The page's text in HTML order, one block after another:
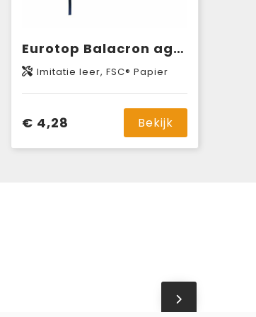
Eurotop Balacron agenda 6-talig
Imitatie leer, FSC® Papier
€ 4,28 Bekijk